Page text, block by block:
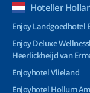
Hoteller
Enjoy Landgoedhotel
Enjoy Deluxe
Heerlickheijd van
Enjoyhotel Vlieland
Enjoyhotel Hollum